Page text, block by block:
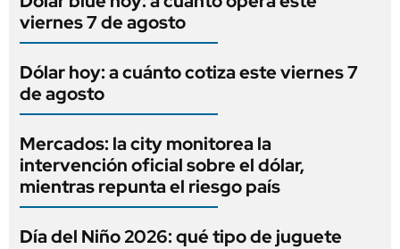
viernes 7 de agosto
Dólar hoy: a cuánto cotiza este viernes 7
de agosto
Mercados: la city monitorea la
intervención oficial sobre el dólar,
mientras repunta el riesgo país
Día del Niño 2026: qué tipo de juguete